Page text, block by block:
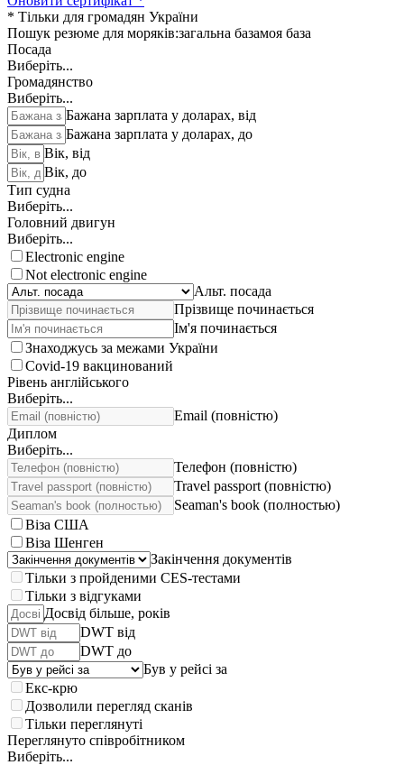
* Тільки для громадян України
Пошук резюме для моряків:загальна базамоя база
Посада
Виберіть...
Громадянство
Виберіть...
Бажана зарплата у доларах, від
Бажана зарплата у доларах, до
Вік, від
Вік, до
Тип судна
Виберіть...
Головний двигун
Виберіть...
Electronic engine
Not electronic engine
Альт. посада
Прізвище починається
Ім'я починається
Знаходжусь за межами України
Covid-19 вакцинований
Рівень англійського
Виберіть...
Email (повністю)
Диплом
Виберіть...
Телефон (повністю)
Travel passport (повністю)
Seaman's book (полностью)
Віза США
Віза Шенген
Закінчення документів
Тільки з пройденими CES-тестами
Тільки з відгуками
Досвід більше, років
DWT від
DWT до
Був у рейсі за
Екс-крю
Дозволили перегляд сканів
Тільки переглянуті
Переглянуто співробітником
Виберіть...